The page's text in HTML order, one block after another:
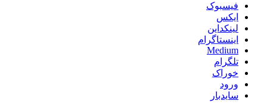
فیسبوک
ایکس
لینکداین
اینستاگرام
Medium
تلگرام
خوراک
ورود
سایدبار